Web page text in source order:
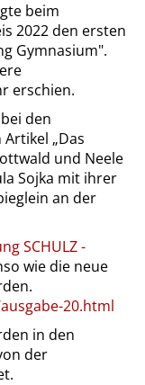
beim
2022 den ersten
Gymnasium".
erschien.
den
„Das
und Neele
Sojka mit ihrer
an der
SCHULZ -
wie die neue
20.html
in den
der